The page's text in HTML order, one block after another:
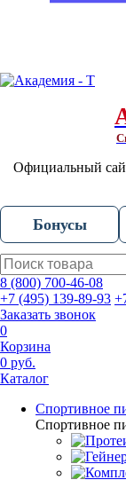
Официальный
Бонусы
8 (800) 700-46-08
+7 (495) 139-89-93
Заказать звонок
0
Корзина
0 руб.
Каталог
Спортивное
Спортивное